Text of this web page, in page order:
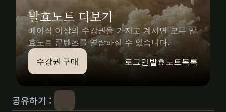
발효노트 더보기
베이직 이상의 수강권을 가지고 계시면 모든 발
효노트 콘텐츠를 열람하실 수 있습니다.
수강권 구매
로그인 발효노트목록
공유하기 :